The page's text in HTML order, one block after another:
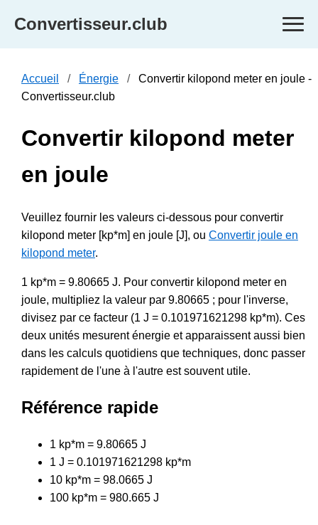
Convertisseur.club
Accueil Énergie
Convertir kilopond meter en joule -
Convertisseur.club
Convertir kilopond meter
en joule
Veuillez fournir les valeurs ci-dessous pour convertir
kilopond meter [kp*m] en joule [J], ou Convertir joule en
kilopond meter.
1 kp*m = 9.80665 J. Pour convertir kilopond meter en
joule, multipliez la valeur par 9.80665 ; pour l'inverse,
divisez par ce facteur (1 J = 0.101971621298 kp*m). Ces
deux unités mesurent énergie et apparaissent aussi bien
dans les calculs quotidiens que techniques, donc passer
rapidement de l'une à l'autre est souvent utile.
Référence rapide
1 kp*m = 9.80665 J
1 J = 0.101971621298 kp*m
10 kp*m = 98.0665 J
100 kp*m = 980.665 J